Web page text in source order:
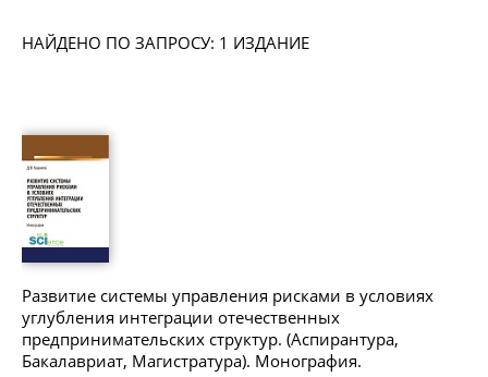
НАЙДЕНО ПО ЗАПРОСУ: 1 ИЗДАНИЕ
Развитие системы управления рисками в условиях
углубления интеграции отечественных
предпринимательских структур. (Аспирантура,
Бакалавриат, Магистратура). Монография.